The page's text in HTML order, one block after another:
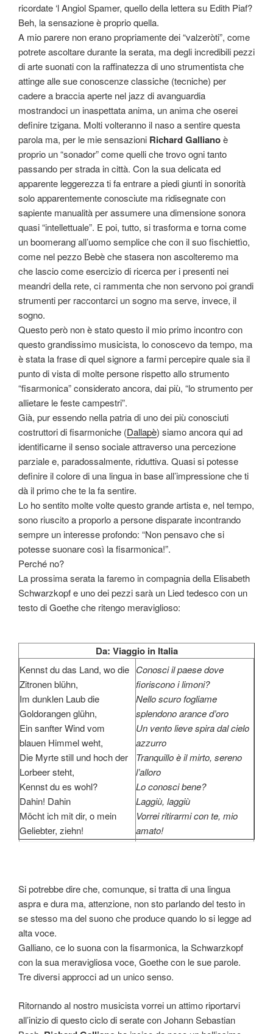
ricordate ‘l Angiol Spamer, quello della lettera su Edith Piaf?
Beh, la sensazione è proprio quella.
A mio parere non erano propriamente dei “valzeròti”, come
potrete ascoltare durante la serata, ma degli incredibili pezzi
di arte suonati con la raffinatezza di uno strumentista che
attinge alle sue conoscenze classiche (tecniche) per
cadere a braccia aperte nel jazz di avanguardia
mostrandoci un inaspettata anima, un anima che oserei
definire tzigana. Molti volteranno il naso a sentire questa
parola ma, per le mie sensazioni Richard Gallianoè
proprio un “sonador” come quelli che trovo ogni tanto
passando per strada in città. Con la sua delicata ed
apparente leggerezza ti fa entrare a piedi giunti in sonorità
solo apparentemente conosciute ma ridisegnate con
sapiente manualità per assumere una dimensione sonora
quasi “intellettuale”. E poi, tutto, si trasforma e torna come
un boomerang all’uomo semplice che con il suo fischiettìo,
come nel pezzo Bebè che stasera non ascolteremo ma
che lascio come esercizio di ricerca per i presenti nei
meandri della rete, ci rammenta che non servono poi grandi
strumenti per raccontarci un sogno ma serve, invece, il
sogno.
Questo però non è stato questo il mio primo incontro con
questo grandissimo musicista, lo conoscevo da tempo, ma
è stata la frase di quel signore a farmi percepire quale sia il
punto di vista di molte persone rispetto allo strumento
“fisarmonica” considerato ancora, dai più, “lo strumento per
allietare le feste campestri”.
Già, pur essendo nella patria di uno dei più conosciuti
costruttori di fisarmoniche (Dallapè) siamo ancora qui ad
identificarne il senso sociale attraverso una percezione
parziale e, paradossalmente, riduttiva. Quasi si potesse
definire il colore di una lingua in base all’impressione che ti
dà il primo che te la fa sentire.
Lo ho sentito molte volte questo grande artista e, nel tempo,
sono riuscito a proporlo a persone disparate incontrando
sempre un interesse profondo: “Non pensavo che si
potesse suonare così la fisarmonica!”.
Perché no?
La prossima serata la faremo in compagnia della Elisabeth
Schwarzkopf e uno dei pezzi sarà un Lied tedesco con un
testo di Goethe che ritengo meraviglioso:
Da: Viaggio in Italia
Kennst du das Land, wo die
Zitronen blühn,
Im dunklen Laub die
Goldorangen glühn,
Ein sanfter Wind vom
blauen Himmel weht,
Die Myrte still und hoch der
Lorbeer steht,
Kennst du es wohl?
Dahin! Dahin
Möcht ich mit dir, o mein
Geliebter, ziehn!
Conosci il paese dove
fioriscono i limoni?
Nello scuro fogliame
splendono arance d’oro
Un vento lieve spira dal cielo
azzurro
Tranquillo è il mirto, sereno
l’alloro
Lo conosci bene?
Laggiù, laggiù
Vorrei ritirarmi con te, mio
amato!
Si potrebbe dire che, comunque, si tratta di una lingua
aspra e dura ma, attenzione, non sto parlando del testo in
se stesso ma del suono che produce quando lo si legge ad
alta voce.
Galliano, ce lo suona con la fisarmonica, la Schwarzkopf
con la sua meravigliosa voce, Goethe con le sue parole.
Tre diversi approcci ad un unico senso.
Ritornando al nostro musicista vorrei un attimo riportarvi
all’inizio di questo ciclo di serate con Johann Sebastian